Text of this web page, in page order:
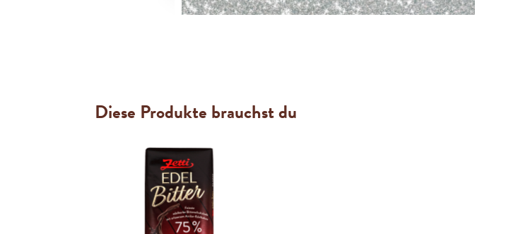
Diese Produkte brauchst du